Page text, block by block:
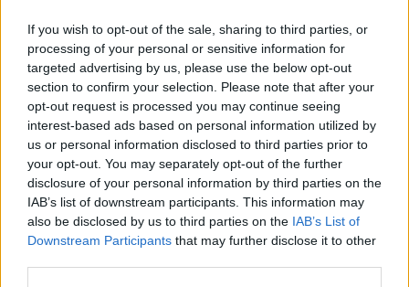
If you wish to opt-out of the sale, sharing to third parties, or
processing of your personal or sensitive information for
targeted advertising by us, please use the below opt-out
section to confirm your selection. Please note that after your
opt-out request is processed you may continue seeing
interest-based ads based on personal information utilized by
us or personal information disclosed to third parties prior to
your opt-out. You may separately opt-out of the further
disclosure of your personal information by third parties on the
IAB’s list of downstream participants. This information may
also be disclosed by us to third parties on the IAB’s List of
Downstream Participants that may further disclose it to other
residents i visitants amb un programa d’activitats al llarg de la jornada.
La celebració començarà a les 17.30 h amb una sessió de balls populars que
s’allargarà fins a les 19 h. Més tard, a partir de les 22.30 h i fins a les 3 de la
matinada, la festa continuarà amb un ball amenitzat per un DJ que posarà el
punt final a la jornada.
Tot i que algunes de les activitats estan adreçades exclusivament al veïnat del
carrer, l’organització també ha previst propostes obertes a tota la ciutadania,
amb l’objectiu de compartir aquesta celebració amb tothom.
La festa està organitzada pel veïnat del carrer de Josep Maria Valls i forma part
de la programació de les Nits d’Estiu 2026.
AfegeixL'Actualcom a font preferida de